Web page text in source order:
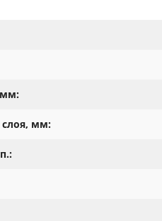
мм: